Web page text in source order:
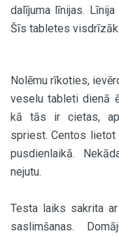
dalījuma līnijas.
Šīs tabletes visdrīzāk
Nolēmu rīkoties,
veselu tableti dienā
kā tās ir cietas,
spriest. Centos
pusdienlaikā.
nejutu.
Testa laiks sakrita
saslimšanas.